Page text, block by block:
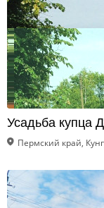
Усадьба купца
Пермский край,